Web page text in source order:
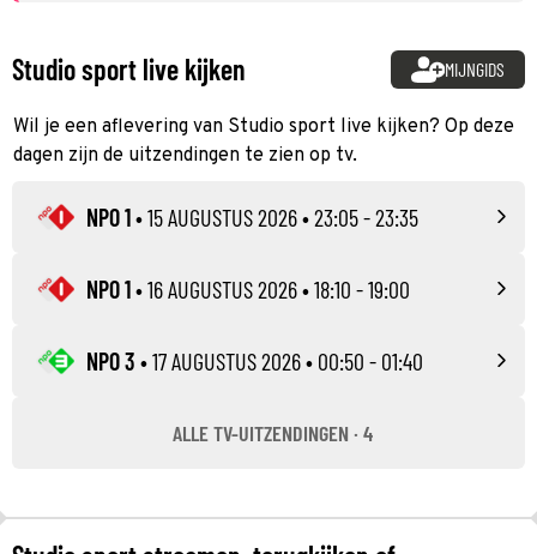
Studio sport live kijken MIJNGIDS
Wil je een aflevering van Studio sport live kijken? Op deze
dagen zijn de uitzendingen te zien op tv.
NPO 1•15 AUGUSTUS 2026• 23:05 - 23:35
NPO 1•16 AUGUSTUS 2026• 18:10 - 19:00
NPO 3 •17 AUGUSTUS 2026• 00:50 - 01:40
ALLE TV-UITZENDINGEN · 4